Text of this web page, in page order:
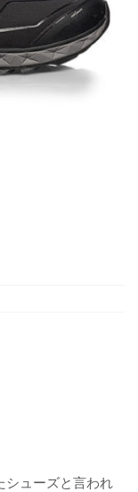
シューズと言われ